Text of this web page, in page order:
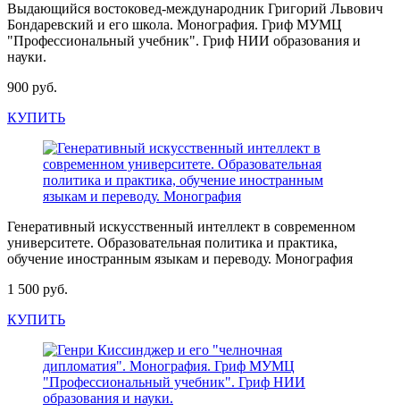
Выдающийся востоковед-международник Григорий Львович
Бондаревский и его школа. Монография. Гриф МУМЦ
"Профессиональный учебник". Гриф НИИ образования и
науки.
900 руб.
КУПИТЬ
Генеративный искусственный интеллект в современном
университете. Образовательная политика и практика,
обучение иностранным языкам и переводу. Монография
1 500 руб.
КУПИТЬ